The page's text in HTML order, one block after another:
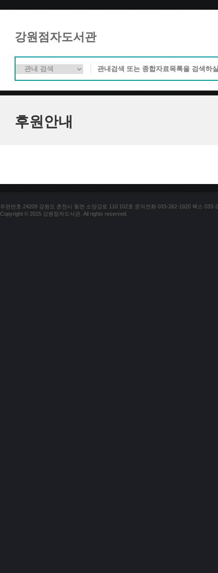
강원점자도서관
후원안내
우편번호 24209 강원도 춘천시 동면 소양강로 110 102호 문의전화 033-262-1920 팩스 033-
Copyright © 2015 강원점자도서관. All rights reserved.